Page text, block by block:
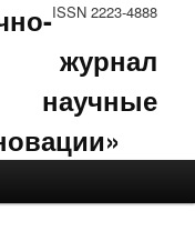
ISSN 2223-4888
журнал